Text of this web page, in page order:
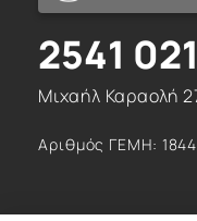
2541
Μιχαήλ Καραολή
Αριθμός ΓΕΜΗ: